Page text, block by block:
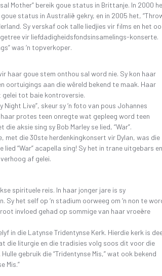
Mother” bereik goue status in Brittanje. In 2000
status in Australië gekry, en in 2005 het,
Sy verskaf ook talle liedjies vir films en het
vir liefdadigheidsfondsinsamelings-konserte.
was ‘n topverkoper.
haar goue stem onthou sal word nie. Sy kon haar
oortuigings aan die wêreld bekend te maak. Haar
tot baie kontroversie.
Live”, skeur sy ‘n foto van pous Johannes
protes teen onregte wat gepleeg word teen
aksie sing sy Bob Marley se lied, “War”.
met die 30ste herdenkingkonsert vir Dylan, was die
“War” acapella sing! Sy het in trane uitgebars en
af gelei.
spirituele reis. In haar jonger jare is sy
Sy het self op ‘n stadium oorweeg om ‘n non te
invloed gehad op sommige van haar vroeëre
in die Latynse Tridentynse Kerk. Hierdie kerk is
die liturgie en die tradisies volg soos dit voor die
gebruik die “Tridentynse Mis,” wat ook bekend
Mis.”